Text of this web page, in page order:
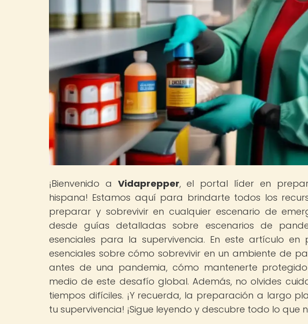
¡Bienvenido a Vidaprepper, el portal líder en
hispana! Estamos aquí para brindarte todos los
preparar y sobrevivir en cualquier escenario de
desde guías detalladas sobre escenarios de
esenciales para la supervivencia. En este artículo en
esenciales sobre cómo sobrevivir en un ambiente de
antes de una pandemia, cómo mantenerte
medio de este desafío global. Además, no olvides
tiempos difíciles. ¡Y recuerda, la preparación a largo
tu supervivencia! ¡Sigue leyendo y descubre todo lo que